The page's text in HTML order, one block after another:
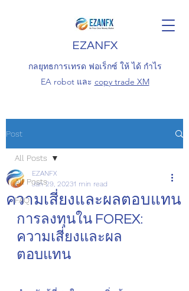
EZANFX
กลยุทธการเทรด ฟอเร็กซ์ ให้ ได้ กำไร
EA robot และ copy trade XM
Post
All Posts
FAQ
All Posts
ความเสี่ยงและผลตอบแทน
EZANFX
Jan 29, 20231 min read
การลงทุนใน FOREX:
ความเสี่ยงและผล
ตอบแทน